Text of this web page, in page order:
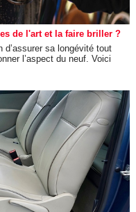
de l'art et la faire briller ?
sa longévité tout
l’aspect du neuf. Voici